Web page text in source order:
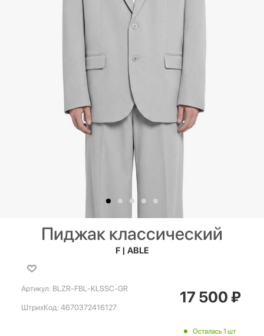
Пиджак классический
F | ABLE
Артикул: BLZR-FBL-KLSSC-GR
ШтрихКод: 4670372416127
17 500₽
Осталась 1 шт